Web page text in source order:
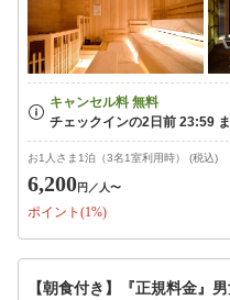
お1人さま1泊（3名1室利用時） (税込)
6,200円 ／人〜
ポイント(1%)
【朝食付き】『正規料金』